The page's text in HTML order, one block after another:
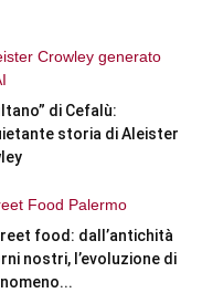
di Cefalù:
storia di Aleister
food: dall’antichità
nostri, l’evoluzione di